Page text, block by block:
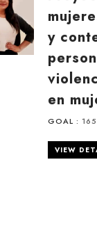
y
en
GOAL :
VIEW